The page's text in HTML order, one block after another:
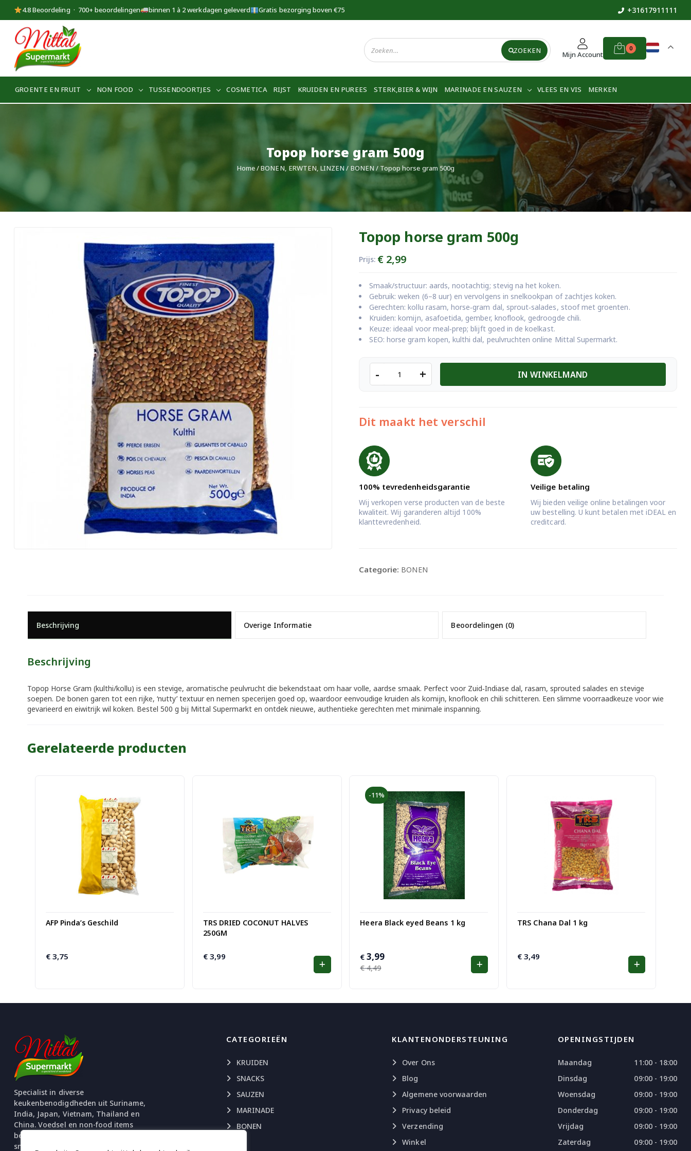
4.8 Beoordeling · 700+ beoordelingen binnen 1 à 2 werkdagen geleverd Gratis bezorging boven €75 +31617911111
Supermarkt
Mittal
ZOEKEN Mijn Account
0
GROENTE EN FRUIT NON FOOD TUSSENDOORTJES COSMETICA RIJST KRUIDEN EN PUREES STERK,BIER & WIJN MARINADE EN SAUZEN VLEES EN VIS MERKEN
Topop horse gram 500g
Home/BONEN, ERWTEN, LINZEN/ BONEN / Topop horse gram 500g
Topop horse gram 500g
Prijs: € 2,99
Smaak/structuur: aards, nootachtig; stevig na het koken.
Gebruik: weken (6–8 uur) en vervolgens in snelkookpan of zachtjes koken.
Gerechten: kollu rasam, horse‑gram dal, sprout‑salades, stoof met groenten.
Kruiden: komijn, asafoetida, gember, knoflook, gedroogde chili.
Keuze: ideaal voor meal‑prep; blijft goed in de koelkast.
SEO: horse gram kopen, kulthi dal, peulvruchten online Mittal Supermarkt.
horse
- + IN WINKELMAND
Dit maakt het verschil
100% tevredenheidsgarantie
Wij verkopen verse producten van de beste
kwaliteit. Wij garanderen altijd 100%
klanttevredenheid.
Veilige betaling
Wij bieden veilige online betalingen voor
uw bestelling. U kunt betalen met iDEAL en
creditcard.
Categorie: BONEN
Beschrijving Overige Informatie Beoordelingen (0)
Beschrijving
Topop Horse Gram (kulthi/kollu) is een stevige, aromatische peulvrucht die bekendstaat om haar volle, aardse smaak. Perfect voor Zuid‑Indiase dal, rasam, sprouted salades en stevige
soepen. De bonen garen tot een rijke, ‘nutty’ textuur en nemen specerijen goed op, waardoor eenvoudige kruiden als komijn, knoflook en chili schitteren. Een slimme voorraadkeuze voor wie
gevarieerd en eiwitrijk wil koken. Bestel 500 g bij Mittal Supermarkt en ontdek nieuwe, authentieke gerechten met minimale inspanning.
Gerelateerde producten
AFP Pinda’s Geschild
€3,75
TRS DRIED COCONUT HALVES
250GM
€3,99
-11%
Heera Black eyed Beans 1 kg
€4,49
Oorspronkelijke
prijs
€ 3,99
Huidige
prijs
TRS Chana Dal 1 kg
€ 3,49
Specialist in diverse
keukenbenodigdheden uit Suriname,
India, Japan, Vietnam, Thailand en
China. Voedsel en non-food items
beschikbaar. Uitgebreide selectie
snacks en chips.
CATEGORIEËN
KRUIDEN
SNACKS
SAUZEN
MARINADE
BONEN
KLANTENONDERSTEUNING
Over Ons
Blog
Algemene voorwaarden
Privacy beleid
Verzending
Winkel
OPENINGSTIJDEN
Maandag
11:00 - 18:00
Dinsdag
09:00 - 19:00
Woensdag
09:00 - 19:00
Donderdag
09:00 - 19:00
Vrijdag
09:00 - 19:00
Zaterdag
09:00 - 19:00